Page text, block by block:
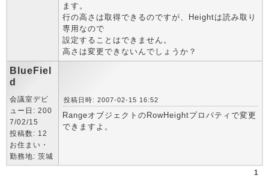
ます。
行の高さは取得できるのですが、Heightは読み取り
専用なので
設定することはできません。
高さは変更できないんでしょうか？
BlueFiel
d
会議室デビ
ュー日: 200
7/02/15
投稿数: 12
お住まい・
勤務地: 茨城
投稿日時: 2007-02-15 16:52
RangeオブジェクトのRowHeightプロパティで変更
できますよ。
1